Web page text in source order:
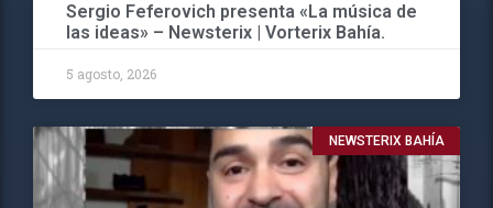
Sergio Feferovich presenta «La música de
las ideas» – Newsterix | Vorterix Bahía.
5 agosto, 2026
NEWSTERIX BAHÍA